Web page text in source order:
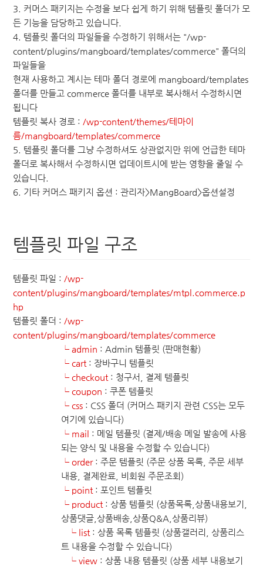
3. 커머스 패키지는 수정을 보다 쉽게 하기 위해 템플릿 폴더가 모
든 기능을 담당하고 있습니다.
4. 템플릿 폴더의 파일들을 수정하기 위해서는 "/wp-
content/plugins/mangboard/templates/commerce" 폴더의
파일들을
현재 사용하고 계시는 테마 폴더 경로에 mangboard/templates
폴더를 만들고 commerce 폴더를 내부로 복사해서 수정하시면
됩니다
템플릿 복사 경로 : /wp-content/themes/테마이
름/mangboard/templates/commerce
5. 템플릿 폴더를 그냥 수정하셔도 상관없지만 위에 언급한 테마
폴더로 복사해서 수정하시면 업데이트시에 받는 영향을 줄일 수
있습니다.
6. 기타 커머스 패키지 옵션 : 관리자>MangBoard>옵션설정
템플릿 파일 구조
템플릿 파일 : /wp-
content/plugins/mangboard/templates/mtpl.commerce.p
hp
템플릿 폴더 : /wp-
content/plugins/mangboard/templates/commerce
└ admin : Admin 템플릿 (판매현황)
└ cart : 장바구니 템플릿
└ checkout : 청구서, 결제 템플릿
└ coupon : 쿠폰 템플릿
└ css : CSS 폴더 (커머스 패키지 관련 CSS는 모두
여기에 있습니다)
└ mail : 메일 템플릿 (결제/배송 메일 발송에 사용
되는 양식 및 내용을 수정할 수 있습니다)
└ order: 주문 템플릿 (주문 상품 목록, 주문 세부
내용, 결제완료, 비회원 주문조회)
└ point : 포인트 템플릿
└ product : 상품 템플릿 (상품목록,상품내용보기,
상품댓글,상품배송,상품Q&A,상품리뷰)
└ list : 상품 목록 템플릿 (상품갤러리, 상품리스
트 내용을 수정할 수 있습니다)
└ view : 상품 내용 템플릿 (상품 세부 내용보기